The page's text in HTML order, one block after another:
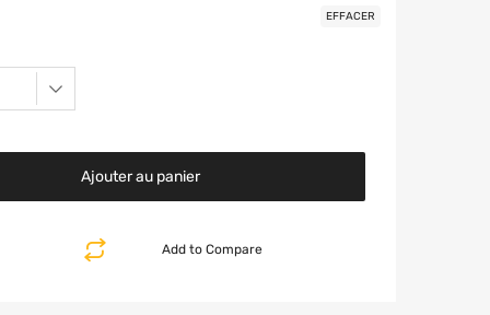
EFFACER
Ajouter au panier
Add to Compare